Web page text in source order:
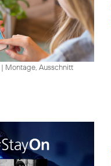
| Montage, Ausschnitt